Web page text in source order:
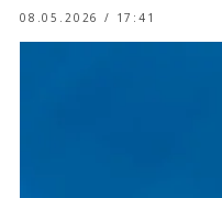
08.05.2026 / 17:41